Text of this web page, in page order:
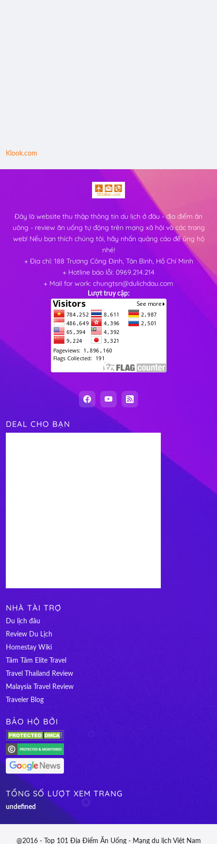
Klook.com
Đây là website thu thập thông tin du lịch ở đâu - địa điểm ăn
uông - review ăn uống tự động trên mạng xã hội và các trang
web! Nếu bạn thích chúng tôi, hãy nhấn quảng cáo để ủng hộ
nhé!
+ Địa chỉ: 188 Trương Công Định, Tân Bình, Hồ Chí Minh
+ Hotline báo lỗi: 0969.214.214
+ Mail for work: chungtsn@dulichdau.com
Lượt truy cập:
DEAL CHO BẠN
NHÀ TÀI TRỢ
Du lịch đâu
Review Du Lịch
Homestay Wiki
Tâm Tâm Elite Travel
Travel Thailand Review
Malaysia Travel Review
Traveler Blog
BẢO HỘ BỞI
TỔNG SỐ LƯỢT XEM TRANG
undefned
@2016 - Top 101 Địa Điểm Ăn Uống - Mạng du lịch Việt Nam